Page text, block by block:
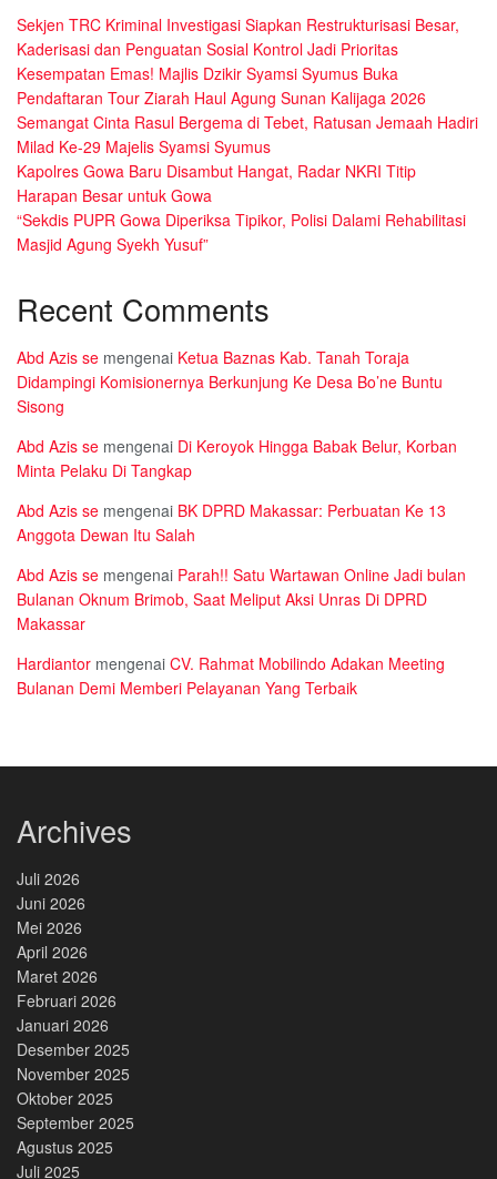
Sekjen TRC Kriminal Investigasi Siapkan Restrukturisasi Besar,
Kaderisasi dan Penguatan Sosial Kontrol Jadi Prioritas
Kesempatan Emas! Majlis Dzikir Syamsi Syumus Buka
Pendaftaran Tour Ziarah Haul Agung Sunan Kalijaga 2026
Semangat Cinta Rasul Bergema di Tebet, Ratusan Jemaah Hadiri
Milad Ke-29 Majelis Syamsi Syumus
Kapolres Gowa Baru Disambut Hangat, Radar NKRI Titip
Harapan Besar untuk Gowa
“Sekdis PUPR Gowa Diperiksa Tipikor, Polisi Dalami Rehabilitasi
Masjid Agung Syekh Yusuf”
Recent Comments
Abd Azis se mengenai Ketua Baznas Kab. Tanah Toraja
Didampingi Komisionernya Berkunjung Ke Desa Bo’ne Buntu
Sisong
Abd Azis se mengenai Di Keroyok Hingga Babak Belur, Korban
Minta Pelaku Di Tangkap
Abd Azis se mengenai BK DPRD Makassar: Perbuatan Ke 13
Anggota Dewan Itu Salah
Abd Azis se mengenai Parah!! Satu Wartawan Online Jadi bulan
Bulanan Oknum Brimob, Saat Meliput Aksi Unras Di DPRD
Makassar
Hardiantor mengenai CV. Rahmat Mobilindo Adakan Meeting
Bulanan Demi Memberi Pelayanan Yang Terbaik
Archives
Juli 2026
Juni 2026
Mei 2026
April 2026
Maret 2026
Februari 2026
Januari 2026
Desember 2025
November 2025
Oktober 2025
September 2025
Agustus 2025
Juli 2025